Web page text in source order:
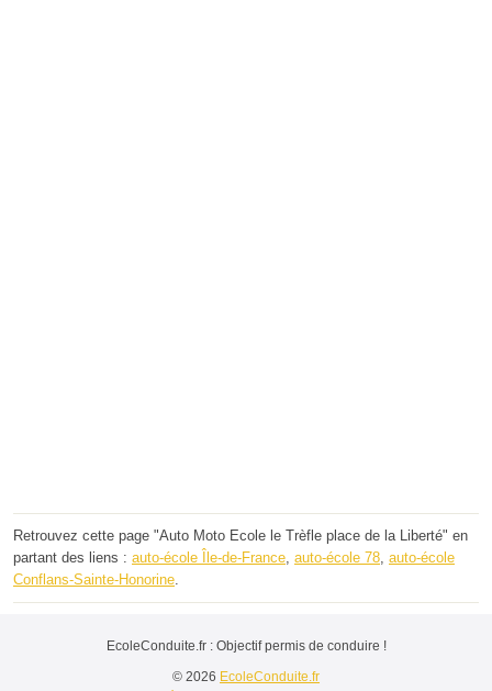
Retrouvez cette page "Auto Moto Ecole le Trèfle place de la Liberté" en
partant des liens : auto-école Île-de-France auto-école 78 auto-école
Conflans-Sainte-Honorine
EcoleConduite.fr : Objectif permis de conduire !
© 2026 EcoleConduite.fr